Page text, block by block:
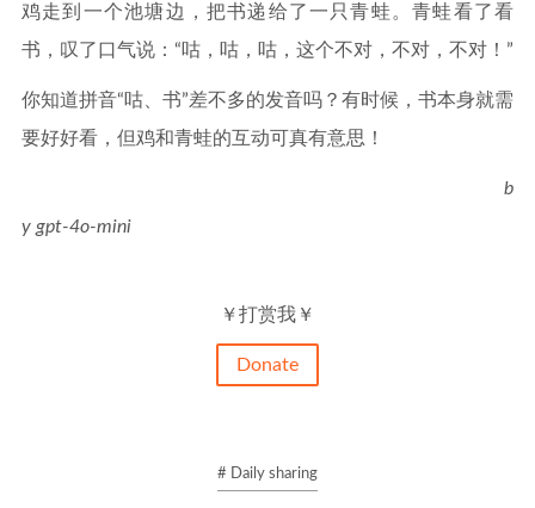
鸡走到一个池塘边，把书递给了一只青蛙。青蛙看了看
书，叹了口气说：“咕，咕，咕，这个不对，不对，不对！”
你知道拼音“咕、书”差不多的发音吗？有时候，书本身就需
要好好看，但鸡和青蛙的互动可真有意思！
b
y gpt-4o-mini
￥打赏我￥
Donate
# Daily sharing